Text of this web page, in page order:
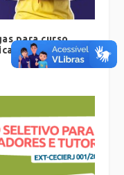
para curso
militares e